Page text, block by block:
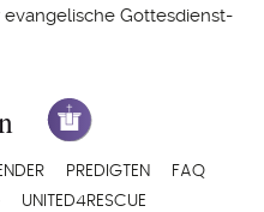
Gottesdienst-
PREDIGTEN
FAQ
UNITED4RESCUE